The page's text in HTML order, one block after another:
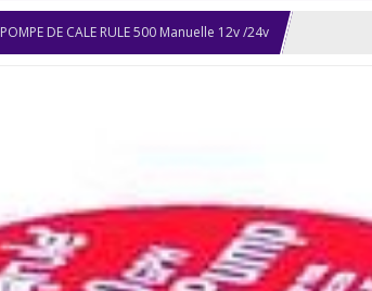
POMPE DE CALE RULE 500 Manuelle 12v /24v